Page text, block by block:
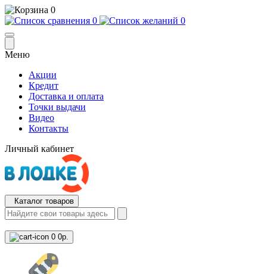
0
0
0
Меню
Акции
Кредит
Доставка и оплата
Точки выдачи
Видео
Контакты
Личный кабинет
Каталог товаров
0 0р.